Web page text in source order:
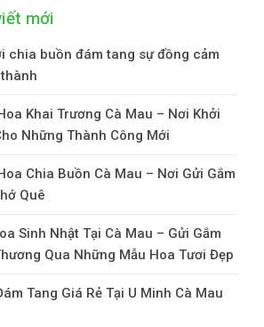
mới
chia buồn đám tang sự đồng cảm
Khai Trương Cà Mau – Nơi Khởi
Những Thành Công Mới
Chia Buồn Cà Mau – Nơi Gửi Gắm
Quê
Sinh Nhật Tại Cà Mau – Gửi Gắm
Qua Những Mẫu Hoa Tươi Đẹp
Tang Giá Rẻ Tại U Minh Cà Mau